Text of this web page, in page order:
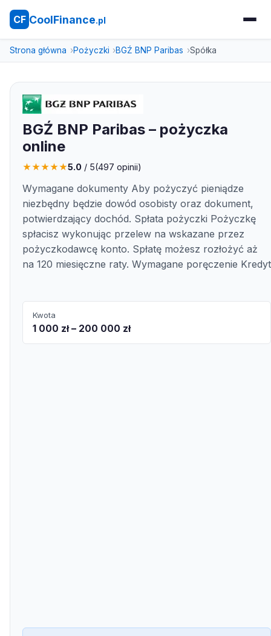
CF CoolFinance.pl
Strona główna Pożyczki BGŹ BNP Paribas Spółka
BGŹ BNP Paribas – pożyczka
online
★★★★★5.0 / 5(497 opinii)
Wymagane dokumenty Aby pożyczyć pieniądze
niezbędny będzie dowód osobisty oraz dokument,
potwierdzający dochód. Spłata pożyczki Pożyczkę
spłacisz wykonując przelew na wskazane przez
pożyczkodawcę konto. Spłatę możesz rozłożyć aż
na 120 miesięczne raty. Wymagane poręczenie Kredyt
Kwota
1 000 zł – 200 000 zł